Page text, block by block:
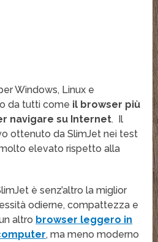
Windows, Linux e
da tutti come il browser più
navigare su Internet. Il
ottenuto da SlimJet nei test
elevato rispetto alla
è senz’altro la miglior
odierne, compattezza e
altro browser leggero in
, ma meno moderno